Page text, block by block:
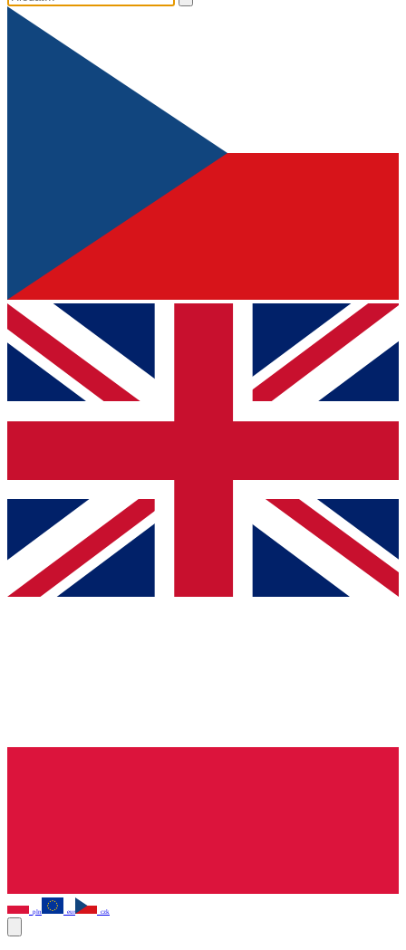
pln eur czk